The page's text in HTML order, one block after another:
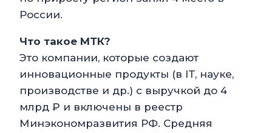
России.
Что такое МТК?
Это компании, которые создают
инновационные продукты (в IT, науке,
производстве и др.) с выручкой до 4
млрд ₽ и включены в реестр
Минэкономразвития РФ. Средняя